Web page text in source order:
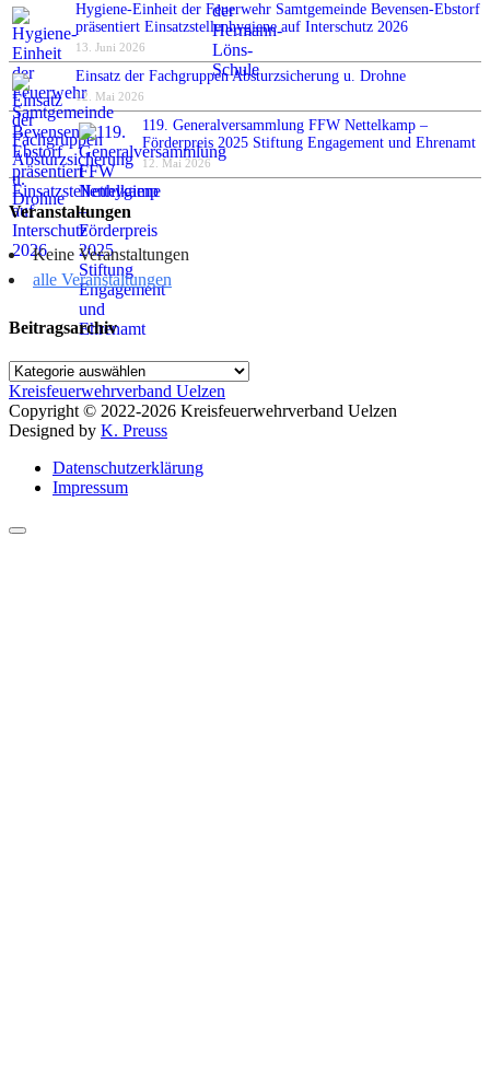
Hygiene-Einheit der Feuerwehr Samtgemeinde Bevensen-Ebstorf
präsentiert Einsatzstellenhygiene auf Interschutz 2026
13. Juni 2026
Einsatz der Fachgruppen Absturzsicherung u. Drohne
12. Mai 2026
119. Generalversammlung FFW Nettelkamp –
Förderpreis 2025 Stiftung Engagement und Ehrenamt
12. Mai 2026
Veranstaltungen
Keine Veranstaltungen
alle Veranstaltungen
Beitragsarchiv
Beitragsarchiv
Kreisfeuerwehrverband Uelzen
Copyright © 2022-2026 Kreisfeuerwehrverband Uelzen
Designed by K. Preuss
Datenschutzerklärung
Impressum